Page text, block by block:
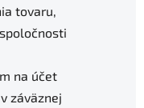
tovaru,
na účet
záväznej